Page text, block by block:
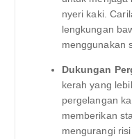
nyeri kaki.
lengkungan
menggunakan
Dukungan
kerah yang
pergelangan
memberikan
mengurangi